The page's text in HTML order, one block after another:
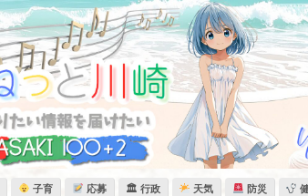
子育 応募 🏛 行政 天気 防災